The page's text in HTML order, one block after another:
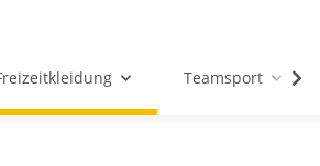
Teamsport